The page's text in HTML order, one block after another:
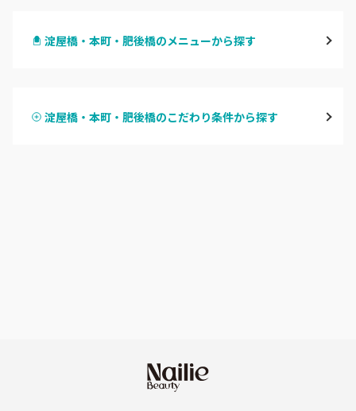
心斎橋・南船場・アメ村
淀屋橋・本町・肥後橋のメニューから探す
ハンドスカルプ
淀屋橋・本町・肥後橋のこだわり条件から探す